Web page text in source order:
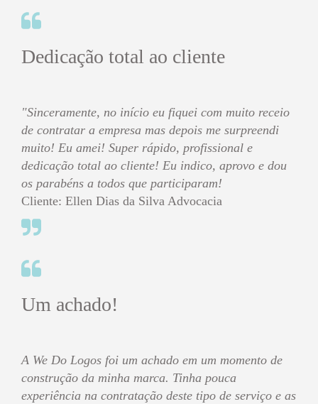
Dedicação total ao cliente
"Sinceramente, no início eu fiquei com muito receio
de contratar a empresa mas depois me surpreendi
muito! Eu amei! Super rápido, profissional e
dedicação total ao cliente! Eu indico, aprovo e dou
os parabéns a todos que participaram!
Cliente: Ellen Dias da Silva Advocacia
Um achado!
A We Do Logos foi um achado em um momento de
construção da minha marca. Tinha pouca
experiência na contratação deste tipo de serviço e as